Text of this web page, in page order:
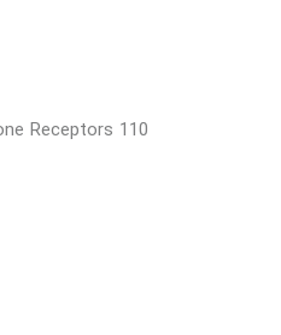
Receptors 110